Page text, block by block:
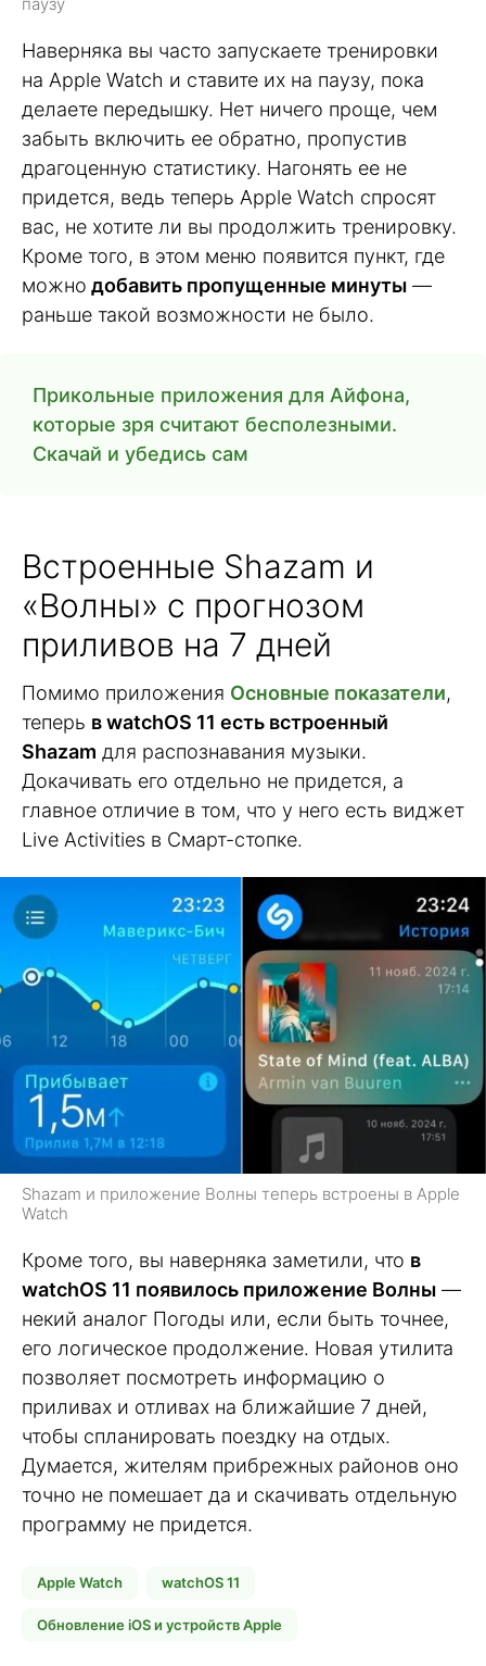
Наверняка вы часто запускаете тренировки
на Apple Watch и ставите их на паузу, пока
делаете передышку. Нет ничего проще, чем
забыть включить ее обратно, пропустив
драгоценную статистику. Нагонять ее не
придется, ведь теперь Apple Watch спросят
вас, не хотите ли вы продолжить тренировку.
Кроме того, в этом меню появится пункт, где
можно добавить пропущенные минуты —
раньше такой возможности не было.
Прикольные приложения для Айфона,
которые зря считают бесполезными.
Скачай и убедись сам
Встроенные Shazam и
«Волны» с прогнозом
приливов на 7 дней
Помимо приложения Основные показатели,
теперь в watchOS 11 есть встроенный
Shazam для распознавания музыки.
Докачивать его отдельно не придется, а
главное отличие в том, что у него есть виджет
Live Activities в Смарт-стопке.
Shazam и приложение Волны теперь встроены в Apple
Watch
Кроме того, вы наверняка заметили, что в
watchOS 11 появилось приложение Волны —
некий аналог Погоды или, если быть точнее,
его логическое продолжение. Новая утилита
позволяет посмотреть информацию о
приливах и отливах на ближайшие 7 дней,
чтобы спланировать поездку на отдых.
Думается, жителям прибрежных районов оно
точно не помешает да и скачивать отдельную
программу не придется.
Apple Watch watchOS 11
Обновление iOS и устройств Apple